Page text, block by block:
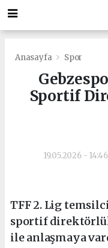
Anasayfa Spor
Sportif
19.05.2026 -
TFF 2. Lig
sportif
ile anlaşmaya